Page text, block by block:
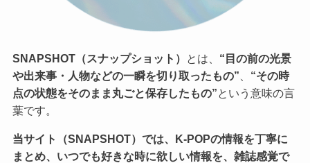
SNAPSHOT（スナップショット） とは、 “目の前の光景
や出来事・人物などの一瞬を切り取ったもの”
“その時
点の状態をそのまま丸ごと保存したもの”という意味の言
葉です。
当サイト（SNAPSHOT）では、K-POPの情報を丁寧に
まとめ、いつでも好きな時に欲しい情報を、雑誌感覚で